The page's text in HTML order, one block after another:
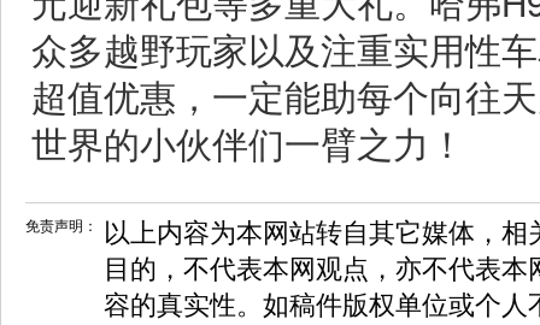
众多越野玩家以及注重实用性
超值优惠，一定能助每个向往
世界的小伙伴们一臂之力！
免责声明：
以上内容为本网站转自其它媒体，
目的，不代表本网观点，亦不代表
容的真实性。如稿件版权单位或个